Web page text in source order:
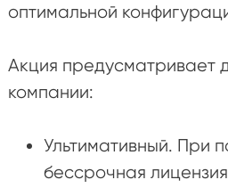
оптимальной
Акция предусматривает
компании:
Ультимативный. При
бессрочная